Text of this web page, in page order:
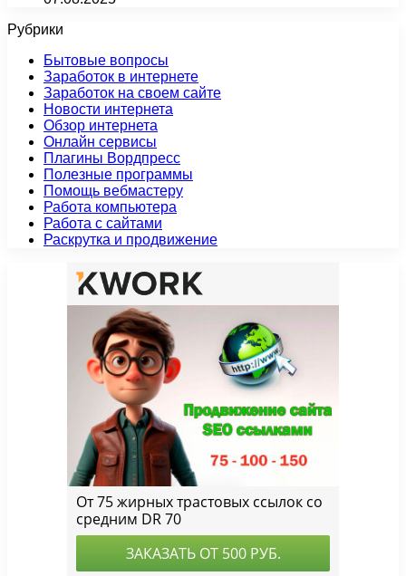
Рубрики
Бытовые вопросы
Заработок в интернете
Заработок на своем сайте
Новости интернета
Обзор интернета
Онлайн сервисы
Плагины Вордпресс
Полезные программы
Помощь вебмастеру
Работа компьютера
Работа с сайтами
Раскрутка и продвижение